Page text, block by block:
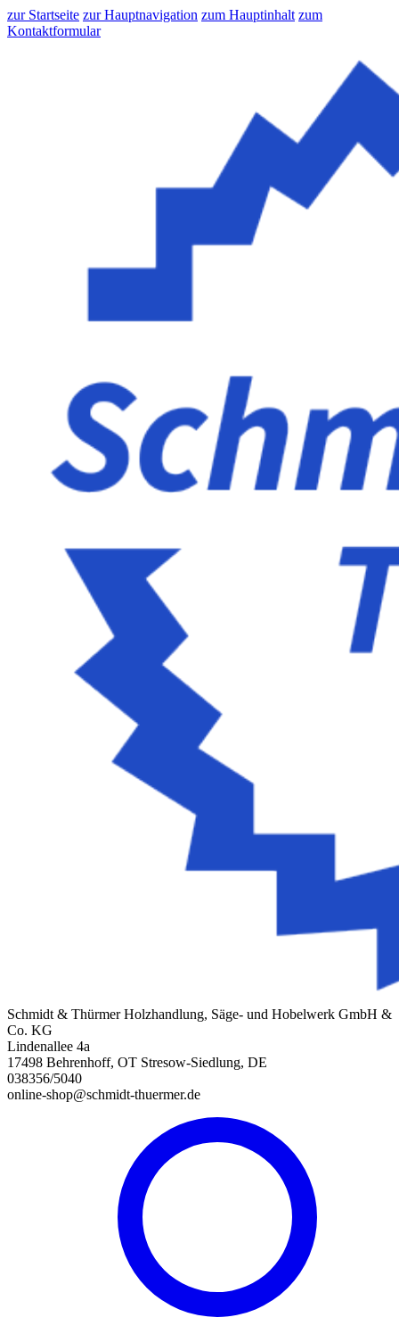
zur Startseite zur Hauptnavigation zum Hauptinhalt zum
Kontaktformular
Schmidt & Thürmer Holzhandlung, Säge- und Hobelwerk GmbH &
Co. KG
Lindenallee 4a
17498 Behrenhoff, OT Stresow-Siedlung, DE
038356/5040
online-shop@schmidt-thuermer.de